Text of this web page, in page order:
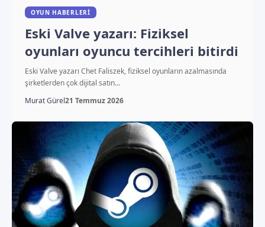
OYUN HABERLERI
Eski Valve yazarı: Fiziksel
oyunları oyuncu tercihleri bitirdi
Eski Valve yazarı Chet Faliszek, fiziksel oyunların azalmasında
şirketlerden çok dijital satın…
Murat Gürel21 Temmuz 2026